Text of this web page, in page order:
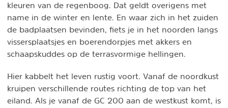
kleuren van de regenboog. Dat geldt overigens met
name in de winter en lente. En waar zich in het zuiden
de badplaatsen bevinden, fiets je in het noorden langs
vissersplaatsjes en boerendorpjes met akkers en
schaapskuddes op de terrasvormige hellingen.
Hier kabbelt het leven rustig voort. Vanaf de noordkust
kruipen verschillende routes richting de top van het
eiland. Als je vanaf de GC 200 aan de westkust komt, is